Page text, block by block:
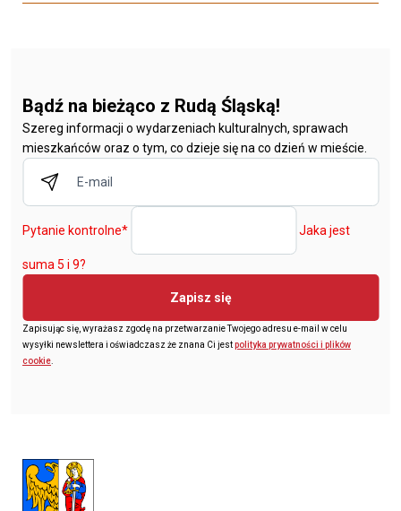
Bądź na bieżąco z Rudą Śląską!
Szereg informacji o wydarzeniach kulturalnych, sprawach
mieszkańców oraz o tym, co dzieje się na co dzień w mieście.
Pytanie kontrolne* Jaka jest
suma 5 i 9?
Zapisz się
Zapisując się, wyrażasz zgodę na przetwarzanie Twojego adresu e-mail w celu
wysyłki newslettera i oświadczasz że znana Ci jestpolityka prywatności i plików
cookie.